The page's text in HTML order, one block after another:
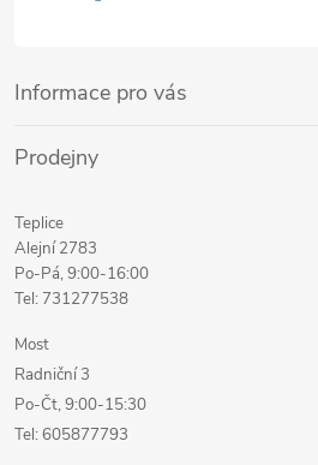
Informace pro vás
Prodejny
Teplice
Alejní 2783
Po-Pá, 9:00-16:00
Tel: 731277538
Most
Radniční 3
Po-Čt, 9:00-15:30
Tel: 605877793